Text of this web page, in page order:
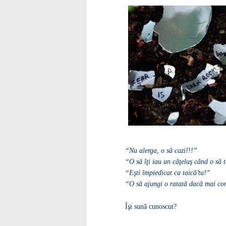
“Nu alerga, o să cazi!!!”
“O să îţi iau un căţeluş când o să
“Eşti împiedicat ca taică’tu!”
“O să ajungi o ratată dacă mai
Îşi sună cunoscut?